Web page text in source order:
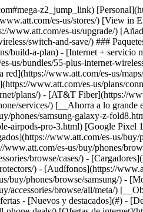
www.att.com/es-us/internet/internet-air/) - [Teléfono residencial](https://www.att.com/es-us/home-phone/services/) [__Ahorra a lo grande en todo__ __regreso a clases__ \ Ver ofertas](https://www.att.com/es-us/deals/back-to-school/) Últimas novedades [Samsung Galaxy Z Fold8](https://www.att.com/es-us/buy/phones/samsung-galaxy-z-fold8.html) [iPhone 17 Pro](https://www.att.com/es-us/buy/phones/apple-iphone-17-pro.html) [AirPods Pro 3](https://www.att.com/es-us/buy/accessories/Headphones/apple-airpods-pro-3.html) [Google Pixel 10 Pro](https://www.att.com/es-us/buy/phones/google-pixel-10-pro.html) ### Dispositivos - [Teléfonos](https://www.att.com/es-us/buy/phones/) - [Teléfonos prepagados](https://www.att.com/es-us/buy/prepaid-phones/) - [Tablets](https://www.att.com/es-us/buy/tablets/) - [Relojes inteligentes](https://www.att.com/es-us/buy/wearables/) - [Usado certificado de AT&T](https://www.att.com/es-us/buy/phones/browse/att-certified-preowned) ### Accesorios - [Ver todos los accesorios](https://www.att.com/es-us/accessories/) - [Estuches](https://www.att.com/es-us/buy/accessories/browse/cases/) - [Cargadores](https://www.att.com/es-us/buy/accessories/browse/chargers/) - [Protector para pantalla](https://www.att.com/es-us/buy/accessories/browse/screen-protectors/) - [Audífonos](https://www.att.com/es-us/buy/accessories/browse/headphones/) ### Brands - [Apple](https://www.att.com/es-us/buy/phones/browse/apple/) - [Samsung](https://www.att.com/es-us/buy/phones/browse/samsung/) - [Motorola](https://www.att.com/es-us/buy/phones/browse/motorola/) - [Google](https://www.att.com/es-us/buy/phones/browse/google/)